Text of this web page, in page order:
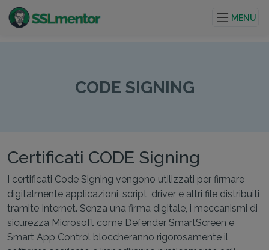
internet.
MENU
CODE SIGNING
Certificati CODE Signing
I certificati Code Signing vengono utilizzati per firmare
digitalmente applicazioni, script, driver e altri file distribuiti
tramite Internet. Senza una firma digitale, i meccanismi di
sicurezza Microsoft come Defender SmartScreen e
Smart App Control bloccheranno rigorosamente il